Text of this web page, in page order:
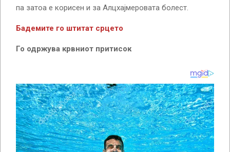
па затоа е корисен и за Алцхајмеровата болест.
Бадемите го штитат срцето
Го одржува крвниот притисок